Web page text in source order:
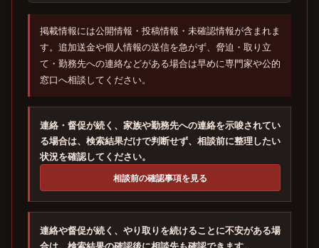
掲載情報には公開情報・投稿情報・未確認情報が含まれま
す。追加送金や個人情報の送信を急がず、脅迫・取り立
て・勤務先への連絡などがある場合は早めに専門家や公的
窓口へ相談してください。
連絡・督促が続く、家族や勤務先への連絡を示唆されてい
る場合は、検索結果だけで判断せず、相談前に整理したい
状況を確認してください。
相談前の確認事項を見る
連絡や督促が続く、やり取りを続けることに不安がある場